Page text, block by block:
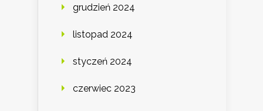
grudzień 2024
listopad 2024
styczeń 2024
czerwiec 2023